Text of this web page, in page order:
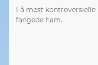
Få mest
fangede ham.